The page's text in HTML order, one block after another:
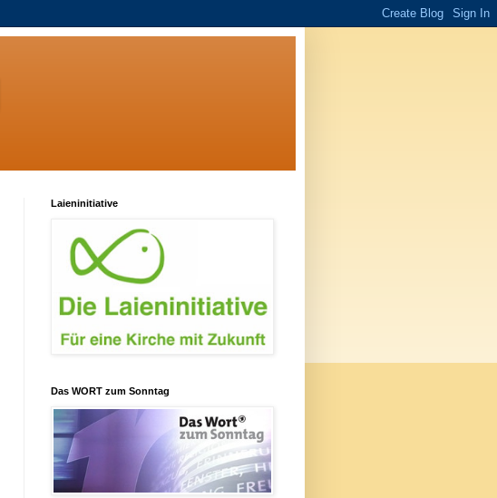
Laieninitiative
Das WORT zum Sonntag